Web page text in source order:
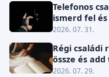
Telefonos
ismerd fel
2026. 07. 31.
Régi családi
össze és
2026. 07. 29.